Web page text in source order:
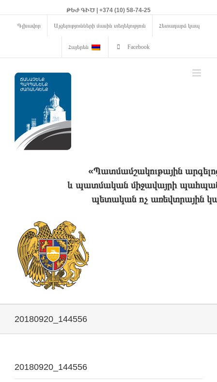
ԹԵԺ ԳԻԾ | +374 (10) 58-74-25
Գլխավոր Այցելությունների մասին տեղեկություն Հետադարձ կապ
Հայերեն Facebook
«Պատմամշակութային
և պատմական միջավայրի
պետական ոչ առեվտրային
20180920_144556
20180920_144556